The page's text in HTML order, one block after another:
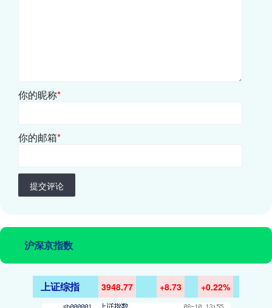
你的昵称*
你的邮箱*
提交评论
沪深京指数
上证综指 3948.77 +8.73 +0.22%